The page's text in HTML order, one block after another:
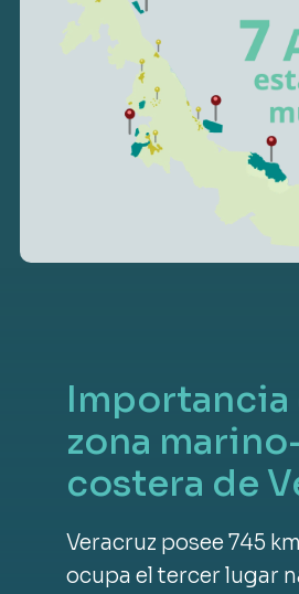
Importancia
zona
costera de
Veracruz posee 745
ocupa el tercer lugar